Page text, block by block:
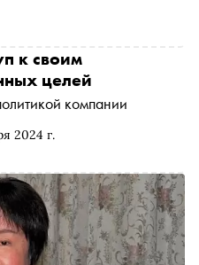
2024 г.
к своим
целей
компании